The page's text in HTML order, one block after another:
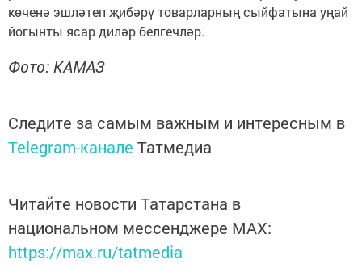
көченә эшләтеп җибәрү товарларның сыйфатына уңай
йогынты ясар диләр белгечләр.
Фото: КАМАЗ
Следите за самым важным и интересным в
Telegram-канале Татмедиа
Читайте новости Татарстана в
национальном мессенджере MАХ:
https://max.ru/tatmedia